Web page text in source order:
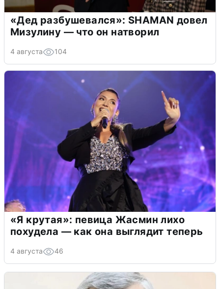
«Дед разбушевался»: SHAMAN довел
Мизулину — что он натворил
4 августа 104
«Я крутая»: певица Жасмин лихо
похудела — как она выглядит теперь
4 августа 46